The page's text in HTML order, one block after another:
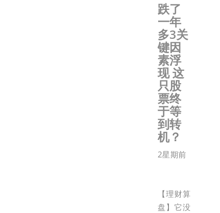
跌了
一年
多3关
键因
素浮
现 这
只股
票终
于等
到转
机？
2星期前
【理财算
盘】它没